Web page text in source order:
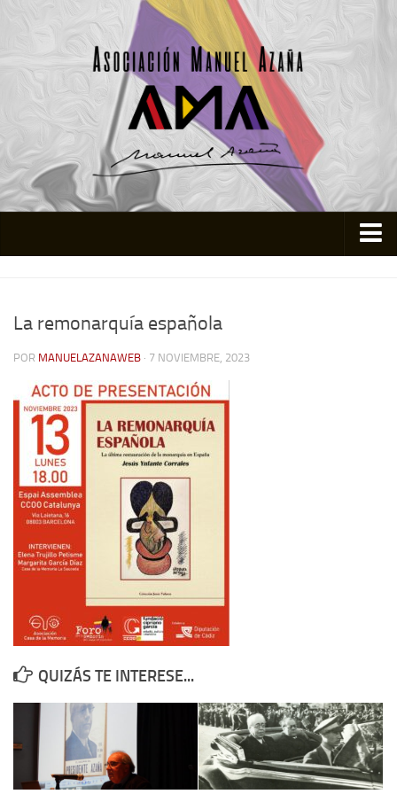
Quienes somos
Actividades
Colabora
Contacto
Memoria Histórica
Investigación previa de la represión en Talavera de la Reina (1937-
1947).
Informe Represión en Toledo 1936-1947 | Buscador
Informe de la fosa de abril de 1939 de Tembleque
Enciclopedia Republicana
Militantes históricos IR
Izquierda Republicana. Agrupaciones y Militantes (1934-1939)
Izquierda Republicana. Navarra
Izquierda Republicana. Galicia
Textos esenciales del republicanismo
La remonarquía española
POR MANUELAZANAWEB · 7 NOVIEMBRE, 2023
QUIZÁS TE INTERESE...